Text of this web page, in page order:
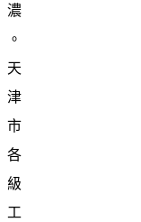
濃
。
天
津
市
各
級
工